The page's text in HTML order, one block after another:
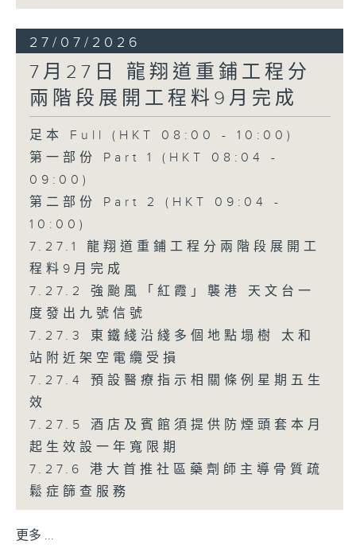
27/07/2026
7月27日 龍翔道重鋪工程分
兩階段展開工程料9月完成
足本 Full (HKT 08:00 - 10:00)
第一部份 Part 1 (HKT 08:04 -
09:00)
第二部份 Part 2 (HKT 09:04 -
10:00)
7.27.1 龍翔道重鋪工程分兩階段展開工
程料9月完成
7.27.2 強颱風「紅霞」襲港 天文台一
度發出九號信號
7.27.3 東鐵綫沿綫多個地點塌樹 太和
站附近架空電纜受損
7.27.4 預設醫療指示相關條例星期五生
效
7.27.5 酒店及賓館須提供防煙頭套本月
起生效設一年寬限期
7.27.6 港大首推社區藥劑師主導骨質疏
鬆症篩查服務
更多 ...